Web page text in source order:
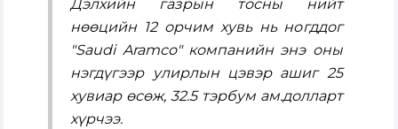
Дэлхийн газрын тосны нийт
нөөцийн 12 орчим хувь нь ногддог
"Saudi Aramco" компанийн энэ оны
нэгдүгээр улирлын цэвэр ашиг 25
хувиар өсөж, 32.5 тэрбум ам.долларт
хүрчээ.